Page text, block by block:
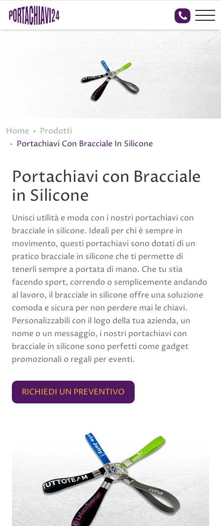
Home
Prodotti
Portachiavi Con Bracciale In Silicone
Portachiavi con Bracciale
in Silicone
Unisci utilità e moda con i nostri portachiavi con
bracciale in silicone. Ideali per chi è sempre in
movimento, questi portachiavi sono dotati di un
pratico bracciale in silicone che ti permette di
tenerli sempre a portata di mano. Che tu stia
facendo sport, correndo o semplicemente andando
al lavoro, il bracciale in silicone offre una soluzione
comoda e sicura per non perdere mai le chiavi.
Personalizzabili con il logo della tua azienda, un
nome o un messaggio, i nostri portachiavi con
bracciale in silicone sono perfetti come gadget
promozionali o regali per eventi.
RICHIEDI UN PREVENTIVO